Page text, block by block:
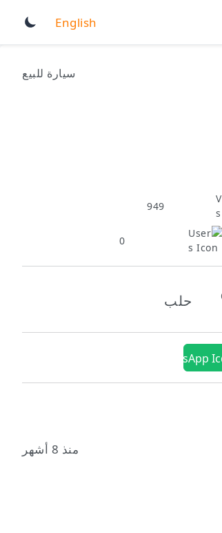
English
سيارة للبيع
949
0
حلب
منذ 8 أشهر